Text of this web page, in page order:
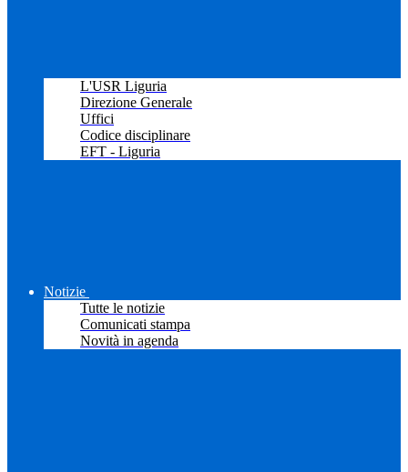
L'USR Liguria
Direzione Generale
Uffici
Codice disciplinare
EFT - Liguria
Notizie
Tutte le notizie
Comunicati stampa
Novità in agenda